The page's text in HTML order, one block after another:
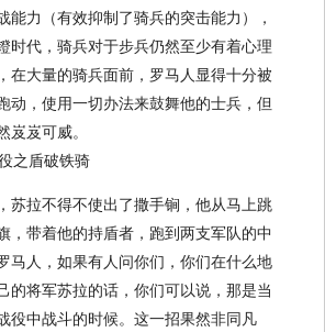
能力（有效抑制了骑兵的突击能力），
时代，骑兵对于步兵仍然至少有着心理
在大量的骑兵面前，罗马人显得十分被
动，使用一切办法来鼓舞他的士兵，但
岌岌可威。
苏拉不得不使出了撒手锏，他从马上跳
，带着他的持盾者，跑到两支军队的中
马人，如果有人问你们，你们在什么地
的将军苏拉的话，你们可以说，那是当
役中战斗的时候。这一招果然非同凡